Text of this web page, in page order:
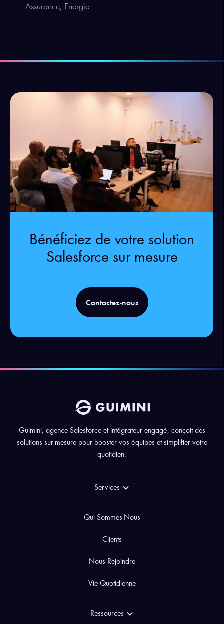
Assurance, Energie
Bénéficiez de votre solution
Salesforce sur mesure
Contactez-nous
Guimini, agence Salesforce et intégrateur engagé, conçoit des
solutions sur-mesure pour booster vos équipes et simplifier votre
quotidien.
Services
Qui Sommes-Nous
Clients
Nous Rejoindre
Vie Quotidienne
Ressources